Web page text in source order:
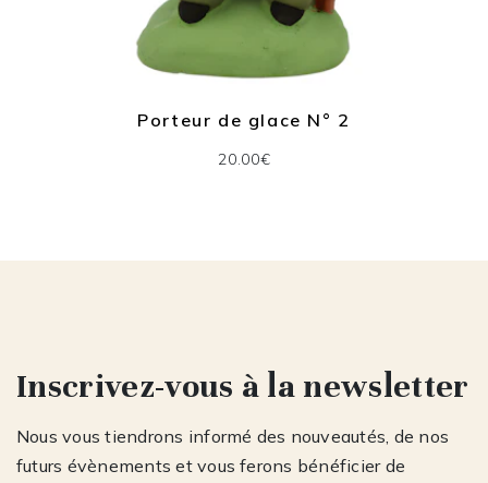
Porteur de glace N° 2
20.00€
Inscrivez-vous à la newsletter
Nous vous tiendrons informé des nouveautés, de nos
futurs évènements et vous ferons bénéficier de